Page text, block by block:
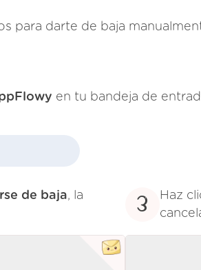
para darte de baja
en tu bandeja de
de baja, la
3
Haz